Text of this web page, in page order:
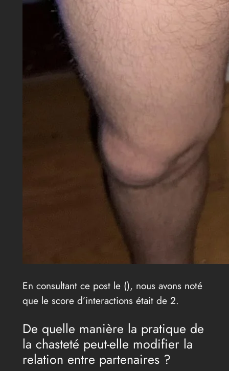
En consultant ce post le (), nous avons noté
que le score d’interactions était de 2.
De quelle manière la pratique de
la chasteté peut-elle modifier la
relation entre partenaires ?